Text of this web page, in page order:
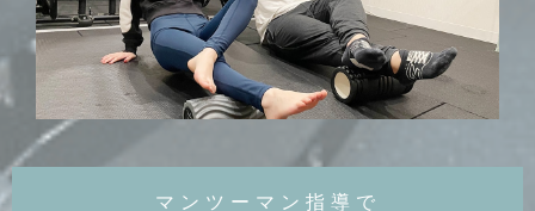
マンツーマン指導で